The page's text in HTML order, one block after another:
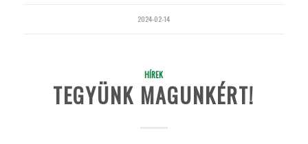
2024-02-14
HÍREK
TEGYÜNK MAGUNKÉRT!